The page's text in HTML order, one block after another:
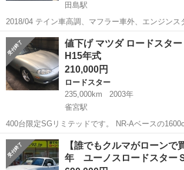
田島駅
2018/04 テイン車高調、マフラー車外、エンジンス
シフト
栃木 佐野市 田島駅 ロードスター
値下げ マツダ ロードスタ
H15年式
210,000円
ロードスター
235,000km
2003年
雀宮駅
400台限定SGリミテッドです。 NR-Aベースの
はかなり走ってますが、機関エンジン共に問題なく
す。走行確認済み。 車検は平成32年5月まであり
ませんが、小キズ等...
栃木 宇都宮市 雀宮駅 ロードスター
【誰でもクルマがローンで
年 ユーノスロードスタ